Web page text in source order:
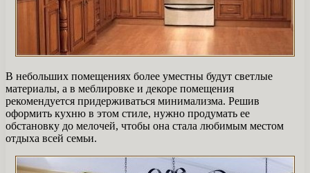
В небольших помещениях более уместны будут светлые
материалы, а в меблировке и декоре помещения
рекомендуется придерживаться минимализма. Решив
оформить кухню в этом стиле, нужно продумать ее
обстановку до мелочей, чтобы она стала любимым местом
отдыха всей семьи.